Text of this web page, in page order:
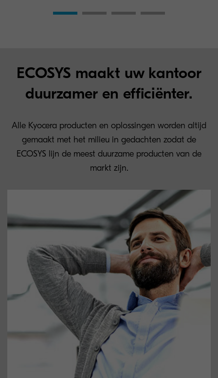
ECOSYS maakt uw kantoor
duurzamer en efficiënter.
Alle Kyocera producten en oplossingen worden altijd
gemaakt met het milieu in gedachten zodat de
ECOSYS lijn de meest duurzame producten van de
markt zijn.